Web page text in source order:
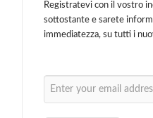
Registratevi con il vostro
sottostante e sarete
immediatezza, su tutti i